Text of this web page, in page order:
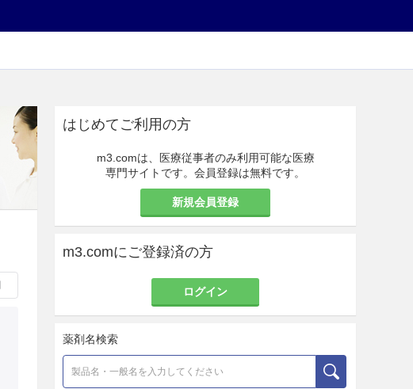
はじめてご利用の方
m3.comは、医療従事者のみ利用可能な医療
専門サイトです。会員登録は無料です。
新規会員登録
m3.comにご登録済の方
ログイン
薬剤名検索